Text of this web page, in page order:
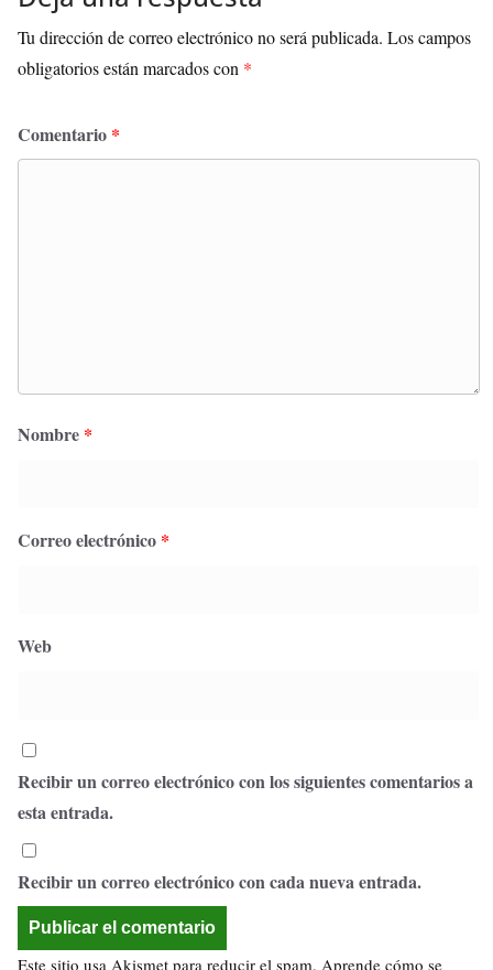
Tu dirección de correo electrónico no será publicada. Los campos
obligatorios están marcados con *
Comentario *
Nombre *
Correo electrónico *
Web
Recibir un correo electrónico con los siguientes comentarios a
esta entrada.
Recibir un correo electrónico con cada nueva entrada.
Este sitio usa Akismet para reducir el spam. Aprende cómo se